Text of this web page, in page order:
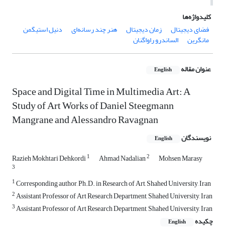
کلیدواژه‌ها
فضای دیجیتال
زمان دیجیتال هنر چند رسانه‌ای دنیل استیگمن
مانگرین الساندرو راواگنان
عنوان مقاله English
Space and Digital Time in Multimedia Art: A
Study of Art Works of Daniel Steegmann
Mangrane and Alessandro Ravagnan
نویسندگان English
Razieh Mokhtari Dehkordi1 Ahmad Nadalian2 Mohsen Marasy
3
1Corresponding author, Ph.D. in Research of Art, Shahed University, Iran
2Assistant Professor of Art Research Department, Shahed University, Iran
3Assistant Professor of Art Research Department, Shahed University, Iran
چکیده
English